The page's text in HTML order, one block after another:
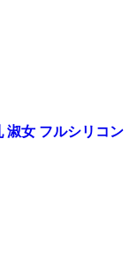
淑女 フルシリコン